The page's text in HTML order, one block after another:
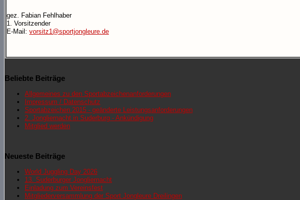
gez. Fabian Fehlhaber
1. Vorsitzender
E-Mail: vorsitz1@sportjongleure.de
Beliebte Beiträge
Allgemeines zu den Sportabzeichenanforderungen
Impressum / Datenschutz
Sportabzeichen 2015 - geänderte Leistungsanforderungen
2. Jongliernacht in Suderburg - Ankündigung
Mitglied werden
Neueste Beiträge
World Juggling Day 2026
13. Suderburger Jongliernacht
Einladung zum Vereinsfest
Mitgliederversammlung der Sport Jongleure Dreilingen